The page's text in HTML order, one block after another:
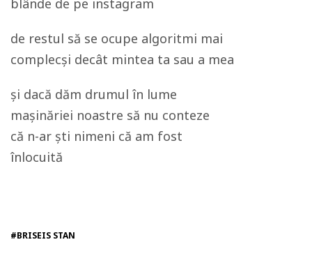
de restul să se ocupe algoritmi mai
complecși decât mintea ta sau a mea
și dacă dăm drumul în lume
mașinăriei noastre să nu conteze
că n-ar ști nimeni că am fost
înlocuită
#BRISEIS STAN